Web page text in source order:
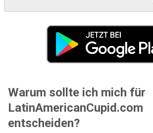
Warum sollte ich mich für
LatinAmericanCupid.com
entscheiden?